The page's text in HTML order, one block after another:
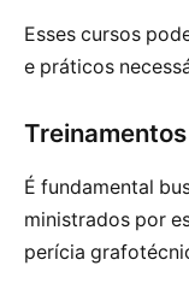
Esses cursos
e práticos
É fundamental
ministrados por
perícia